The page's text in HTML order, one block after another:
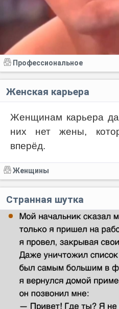
Профессиональное
Женская карьера
Женщинам карьера
них нет жены,
вперёд.
Женщины
Странная шутка